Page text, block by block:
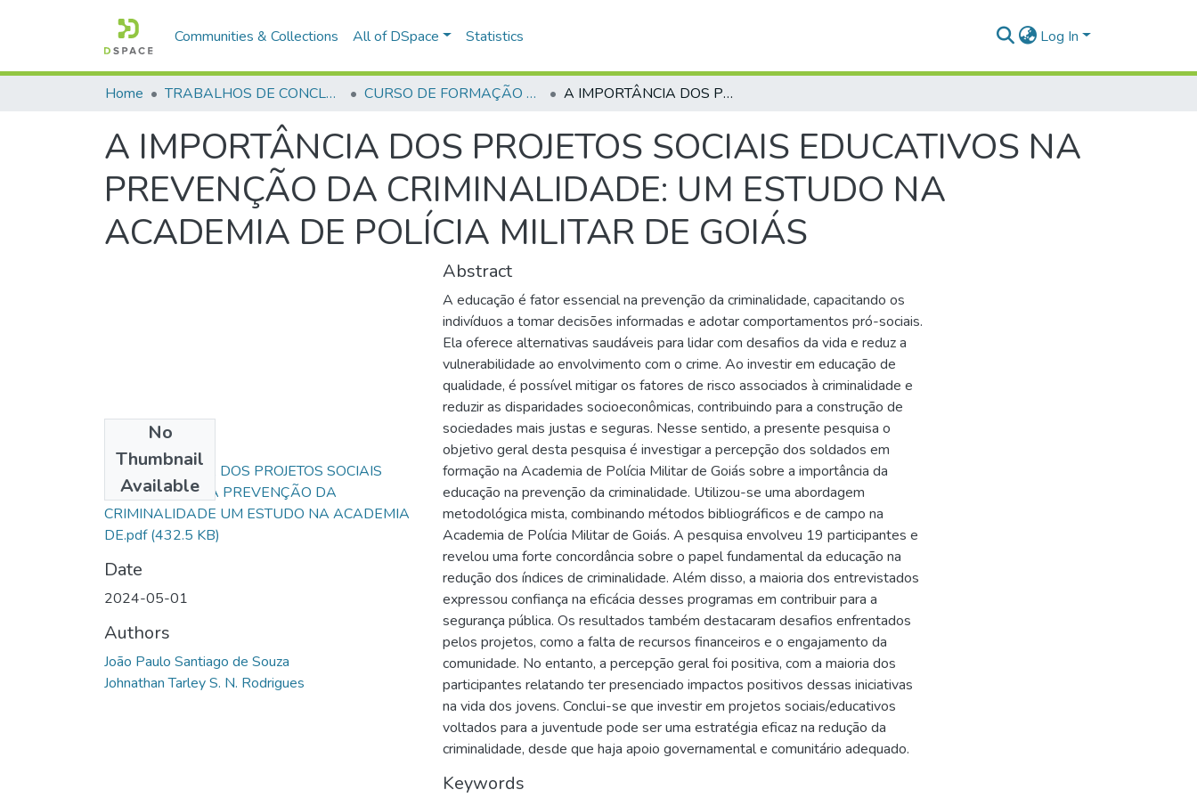
Communities & Collections All of DSpace Statistics Log In
Home TRABALHOS DE CONCLUSÃO DE CURSO - CFP (CURSO DE FORMAÇÃO DE PRAÇAS) CURSO DE FORMAÇÃO DE PRAÇAS - CFP - 2024 A IMPORTÂNCIA DOS PROJETOS SOCIAIS EDUCATIVOS NA PREVENÇÃO DA CRIMINALIDADE: UM ESTUDO NA ACADEMIA DE POLÍCIA MILITAR DE GOIÁS
A IMPORTÂNCIA DOS PROJETOS SOCIAIS EDUCATIVOS NA
PREVENÇÃO DA CRIMINALIDADE: UM ESTUDO NA
ACADEMIA DE POLÍCIA MILITAR DE GOIÁS
No
Thumbnail
Available
A IMPORTÂNCIA DOS PROJETOS SOCIAIS
EDUCATIVOS NA PREVENÇÃO DA
CRIMINALIDADE UM ESTUDO NA ACADEMIA
DE.pdf(432.5 KB)
Date
2024-05-01
Authors
João Paulo Santiago de Souza
Johnathan Tarley S. N. Rodrigues
Abstract
A educação é fator essencial na prevenção da criminalidade, capacitando os
indivíduos a tomar decisões informadas e adotar comportamentos pró-sociais.
Ela oferece alternativas saudáveis para lidar com desafios da vida e reduz a
vulnerabilidade ao envolvimento com o crime. Ao investir em educação de
qualidade, é possível mitigar os fatores de risco associados à criminalidade e
reduzir as disparidades socioeconômicas, contribuindo para a construção de
sociedades mais justas e seguras. Nesse sentido, a presente pesquisa o
objetivo geral desta pesquisa é investigar a percepção dos soldados em
formação na Academia de Polícia Militar de Goiás sobre a importância da
educação na prevenção da criminalidade. Utilizou-se uma abordagem
metodológica mista, combinando métodos bibliográficos e de campo na
Academia de Polícia Militar de Goiás. A pesquisa envolveu 19 participantes e
revelou uma forte concordância sobre o papel fundamental da educação na
redução dos índices de criminalidade. Além disso, a maioria dos entrevistados
expressou confiança na eficácia desses programas em contribuir para a
segurança pública. Os resultados também destacaram desafios enfrentados
pelos projetos, como a falta de recursos financeiros e o engajamento da
comunidade. No entanto, a percepção geral foi positiva, com a maioria dos
participantes relatando ter presenciado impactos positivos dessas iniciativas
na vida dos jovens. Conclui-se que investir em projetos sociais/educativos
voltados para a juventude pode ser uma estratégia eficaz na redução da
criminalidade, desde que haja apoio governamental e comunitário adequado.
Keywords